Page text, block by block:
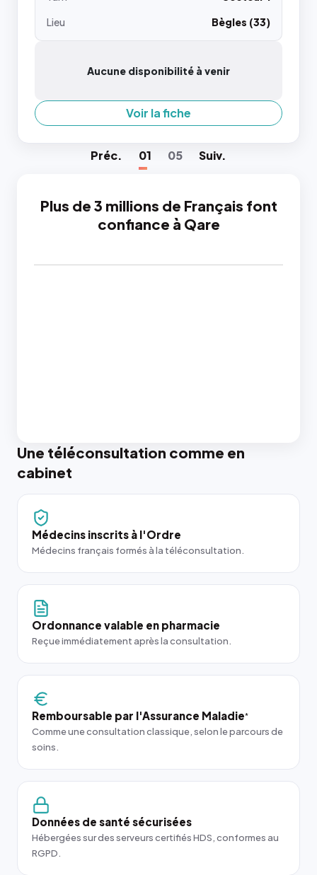
Lieu
Bègles (33)
Aucune disponibilité à venir
Voir la fiche
Préc. 01 05 Suiv.
Plus de 3 millions de Français font
confiance à Qare
Une téléconsultation comme en
cabinet
Médecins inscrits à l'Ordre
Médecins français formés à la téléconsultation.
Ordonnance valable en pharmacie
Reçue immédiatement après la consultation.
Remboursable par l'Assurance Maladie*
Comme une consultation classique, selon le parcours de
soins.
Données de santé sécurisées
Hébergées sur des serveurs certifiés HDS, conformes au
RGPD.